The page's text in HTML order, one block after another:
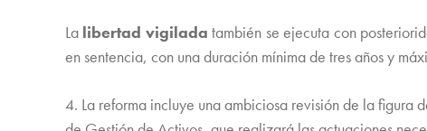
La libertad vigilada también se ejecuta con
en sentencia, con una duración mínima de tres años y
4. La reforma incluye una ambiciosa revisión de la figura